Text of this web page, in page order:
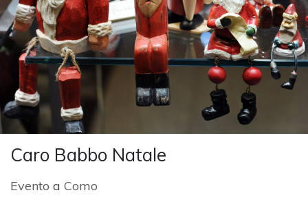
Caro Babbo Natale
Evento a Como